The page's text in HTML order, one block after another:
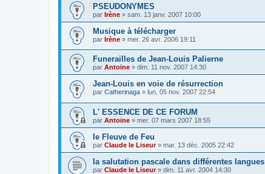
PSEUDONYMES
par Irène » sam. 13 janv. 2007 10:00
Musique à télécharger
par Irène » mer. 26 avr. 2006 19:11
Funerailles de Jean-Louis Palierne
par Antoine » dim. 11 nov. 2007 14:30
Jean-Louis en voie de résurrection
par Catherinaga » lun. 05 nov. 2007 22:54
L' ESSENCE DE CE FORUM
par Antoine » mer. 07 mars 2007 18:55
le Fleuve de Feu
par Claude le Liseur» mar. 13 déc. 2005 22:42
la salutation pascale dans différentes langues
par Claude le Liseur» dim. 11 avr. 2004 14:30